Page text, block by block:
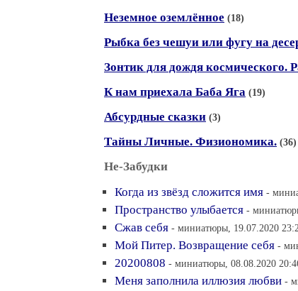
Неземное оземлённое (18)
Рыбка без чешуи или фугу на
Зонтик для дождя космического.
К нам приехала Баба Яга (19)
Абсурдные сказки (3)
Тайны Личные. Физиономика. (36)
Не-Забудки
Когда из звёзд сложится имя -
Пространство улыбается -
Сжав себя - миниатюры, 19.07.2020
Мой Питер. Возвращение себя -
20200808 - миниатюры, 08.08.2020
Меня заполнила иллюзия любви -